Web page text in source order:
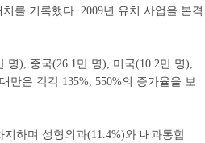
를 기록했다. 2009년 유치 사업을 본격
명), 중국(26.1만 명), 미국(10.2만 명),
만은 각각 135%, 550%의 증가율을 보
하며 성형외과(11.4%)와 내과통합